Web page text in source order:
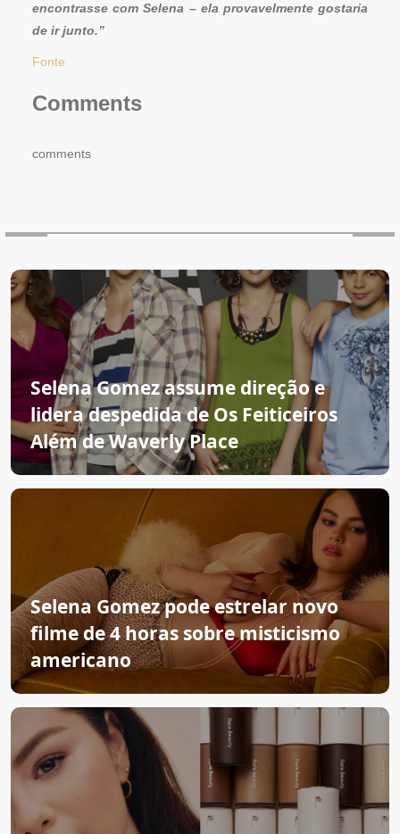
encontrasse com Selena – ela provavelmente gostaria
de ir junto.”
Fonte
Comments
comments
Selena Gomez assume direção e
lidera despedida de Os Feiticeiros
Além de Waverly Place
Selena Gomez pode estrelar novo
filme de 4 horas sobre misticismo
americano